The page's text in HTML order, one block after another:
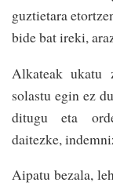
guztietara
bide bat ireki,
Alkateak ukatu
solastu egin ez
ditugu eta
daitezke,
Aipatu bezala,